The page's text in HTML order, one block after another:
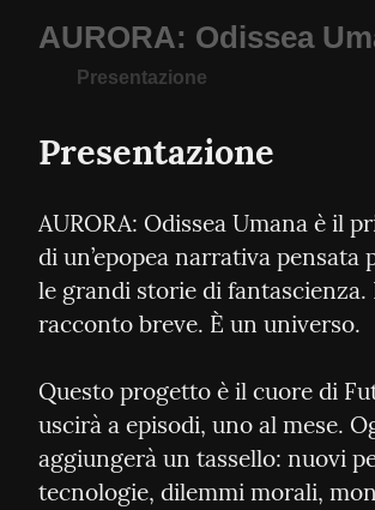
AURORA: Odissea
Presentazione
Presentazione
AURORA: Odissea Umana è il
di un’epopea narrativa pensata
le grandi storie di fantascienza.
racconto breve. È un universo.
Questo progetto è il cuore di
uscirà a episodi, uno al mese.
aggiungerà un tassello: nuovi
tecnologie, dilemmi morali,